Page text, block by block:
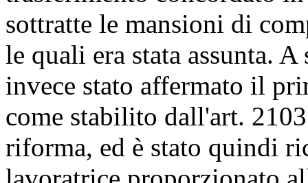
sottratte le mansioni di
le quali era stata assunta.
invece stato affermato il
come stabilito dall'art.
riforma, ed è stato quindi